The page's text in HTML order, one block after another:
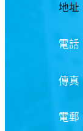
地址
電話
傳真
電郵